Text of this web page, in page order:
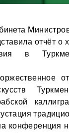
отчёт
в
конференция